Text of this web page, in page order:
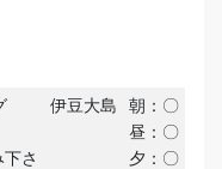
さ
伊豆大島
朝：〇
昼：〇
夕：〇